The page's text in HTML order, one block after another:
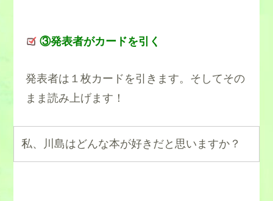
③発表者がカードを引く
発表者は１枚カードを引きます。そしてその
まま読み上げます！
私、川島はどんな本が好きだと思いますか？